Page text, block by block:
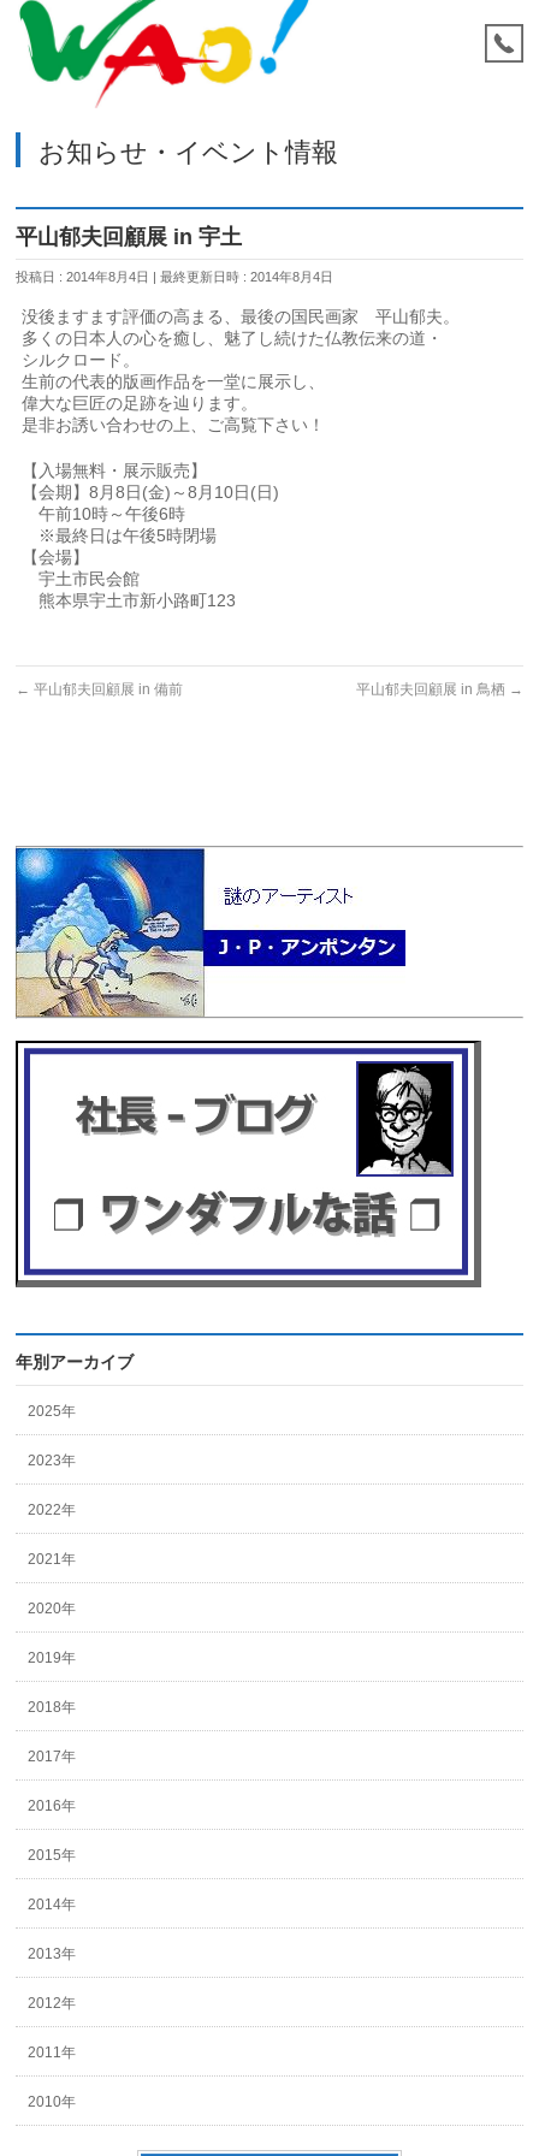
お知らせ・イベント情報
平山郁夫回顧展 in 宇土
投稿日 : 2014年8月4日 最終更新日時 : 2014年8月4日
没後ますます評価の高まる、最後の国民画家 平山郁夫。
多くの日本人の心を癒し、魅了し続けた仏教伝来の道・
シルクロード。
生前の代表的版画作品を一堂に展示し、
偉大な巨匠の足跡を辿ります。
是非お誘い合わせの上、ご高覧下さい！
【入場無料・展示販売】
【会期】8月8日(金)～8月10日(日)
午前10時～午後6時
※最終日は午後5時閉場
【会場】
宇土市民会館
熊本県宇土市新小路町123
← 平山郁夫回顧展 in 備前 平山郁夫回顧展 in 鳥栖 →
年別アーカイブ
2025年
2023年
2022年
2021年
2020年
2019年
2018年
2017年
2016年
2015年
2014年
2013年
2012年
2011年
2010年